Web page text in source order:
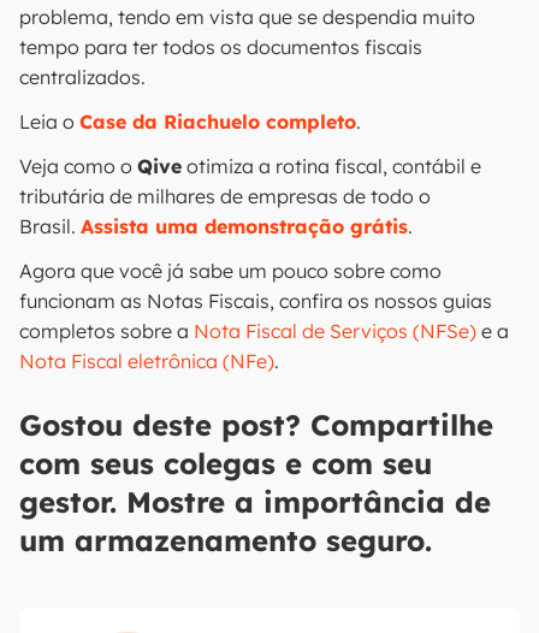
problema, tendo em vista que se despendia muito
tempo para ter todos os documentos fiscais
centralizados.
Leia o Case da Riachuelo completo.
Veja como o Qive otimiza a rotina fiscal, contábil e
tributária de milhares de empresas de todo o
Brasil. Assista uma demonstração grátis.
Agora que você já sabe um pouco sobre como
funcionam as Notas Fiscais, confira os nossos guias
completos sobre a Nota Fiscal de Serviços (NFSe) e a
Nota Fiscal eletrônica (NFe).
Gostou deste post? Compartilhe
com seus colegas e com seu
gestor. Mostre a importância de
um armazenamento seguro.